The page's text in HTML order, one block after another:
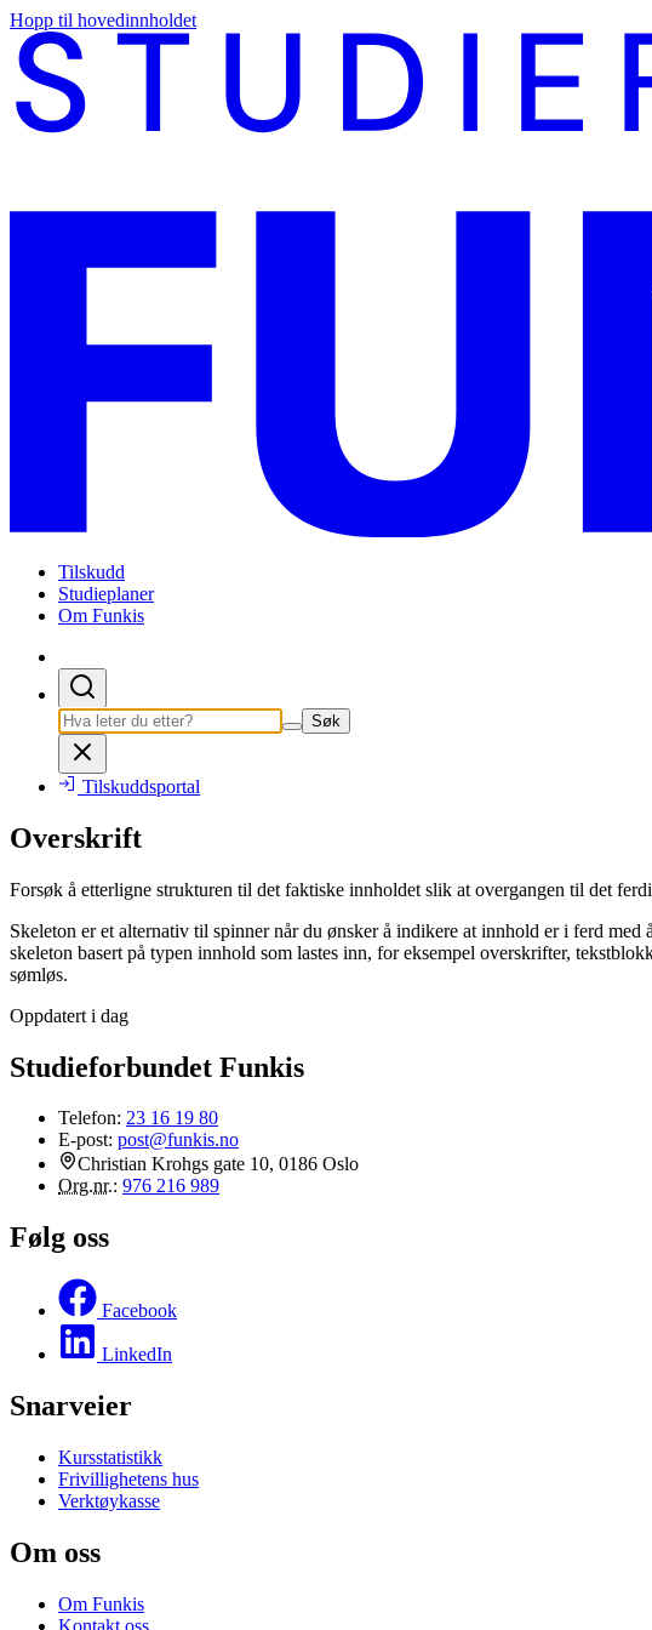
Hopp til hovedinnholdet
Tilskudd
Studieplaner
Om Funkis
Søk
Tilskuddsportal
Overskrift
Forsøk å etterligne strukturen til det faktiske innholdet slik at overgangen til det
Skeleton er et alternativ til spinner når du ønsker å indikere at innhold er i ferd
skeleton basert på typen innhold som lastes inn, for eksempel overskrifter,
sømløs.
Oppdatert i dag
Studieforbundet Funkis
Telefon: 23 16 19 80
E-post: post@funkis.no
Christian Krohgs gate 10, 0186 Oslo
Org.nr.: 976 216 989
Følg oss
Facebook
LinkedIn
Snarveier
Kursstatistikk
Frivillighetens hus
Verktøykasse
Om oss
Om Funkis
Kontakt oss